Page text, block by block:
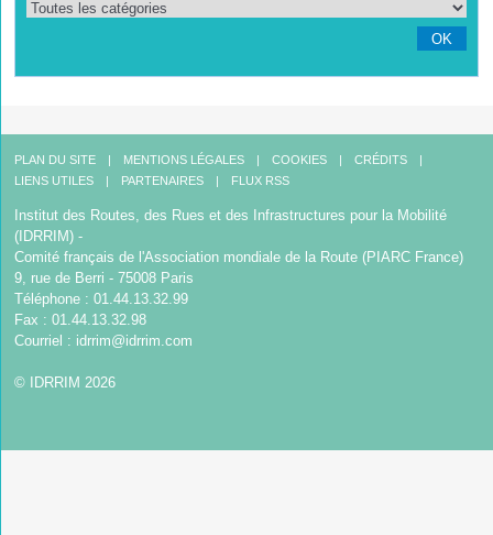
OK
PLAN DU SITE MENTIONS LÉGALES COOKIES
CRÉDITS
LIENS UTILES
PARTENAIRES FLUX RSS
Institut des Routes, des Rues et des Infrastructures pour la Mobilité
(IDRRIM) -
Comité français de l'Association mondiale de la Route (PIARC France)
9, rue de Berri - 75008 Paris
Téléphone : 01.44.13.32.99
Fax : 01.44.13.32.98
Courriel : idrrim@idrrim.com
© IDRRIM 2026